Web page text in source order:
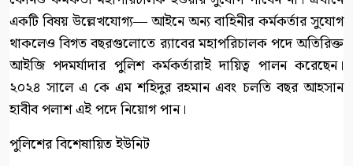
একটি বিষয় উল্লেখযোগ্য— আইনে অন্য বাহিনীর কর্মকর্তার সুযোগ
থাকলেও বিগত বছরগুলোতে র‍্যাবের মহাপরিচালক পদে অতিরিক্ত
আইজি পদমর্যাদার পুলিশ কর্মকর্তারাই দায়িত্ব পালন করেছেন।
২০২৪ সালে এ কে এম শহিদুর রহমান এবং চলতি বছর আহসান
হাবীব পলাশ এই পদে নিয়োগ পান।
পুলিশের বিশেষায়িত ইউনিট